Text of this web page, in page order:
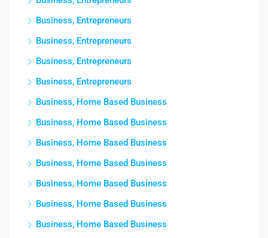
Business, Entrepreneurs
Business, Entrepreneurs
Business, Entrepreneurs
Business, Entrepreneurs
Business, Home Based Business
Business, Home Based Business
Business, Home Based Business
Business, Home Based Business
Business, Home Based Business
Business, Home Based Business
Business, Home Based Business